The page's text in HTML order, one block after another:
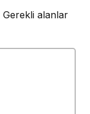
Gerekli alanlar